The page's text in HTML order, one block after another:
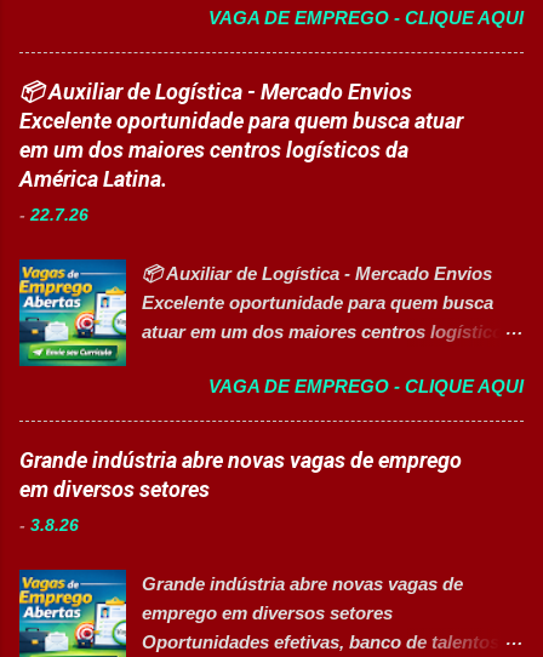
Manutenção II Banco de Talentos Áreas de
atuação Produção Industrial. Logística.
Almoxarifado. Projetos. Engenharia.
Manutenção Industrial. Operações. Banco de
Talentos. Perfil buscado Comprometimento.
Org...
AGORA Resumo da vaga Cargo: Auxiliar de
Produção I Empresa: Grupo 3Corações Tipo
de contratação: Efetivo (CLT) Modelo de
trabalho: Presencial Inscrições até: 10 de
agosto de 2026 Acessibilidade: Vaga
inclusiva para Pessoas com Deficiência
utilizados na fabricação. Realizar paletização
dos produtos acabados. Organizar e manter
o ambiente de trabalho limpo. Auxiliar
Comunicar anormalidades nos
equipamentos à manutenção. Cumprir
normas de segurança do trabalho. Executar
limpeza de equipamentos e da área
VAGA DE EMPREGO - CLIQUE AQUI
📦 Auxiliar de Logística - Mercado Envios
Excelente oportunidade para quem busca atuar
em um dos maiores centros logísticos da
América Latina.
-22.7.26
📦 Auxiliar de Logística - Mercado Envios
Excelente oportunidade para quem busca
atuar em um dos maiores centros logísticos
📋 Sobre a oportunidade O Mercado Envios
está com oportunidade para Auxiliar de
Logística . A empresa busca profissionais
comprometidos, organizados e que desejam
Receber produtos no centro de distribuição;
Embalar e etiquetar mercadorias; Conferir
documentos, registros e embalagens;
VAGA DE EMPREGO - CLIQUE AQUI
Grande indústria abre novas vagas de emprego
em diversos setores
- 3.8.26
Grande indústria abre novas vagas de
emprego em diversos setores
Oportunidades efetivas, banco de talentos e